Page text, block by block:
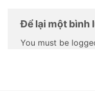
Để lại một bình
You must be